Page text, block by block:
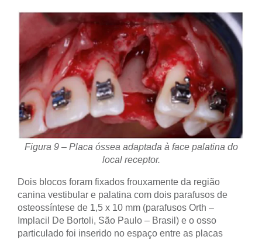
Figura 9 – Placa óssea adaptada à face palatina do
local receptor.
Dois blocos foram fixados frouxamente da região
canina vestibular e palatina com dois parafusos de
osteossíntese de 1,5 x 10 mm (parafusos Orth –
Implacil De Bortoli, São Paulo – Brasil) e o osso
particulado foi inserido no espaço entre as placas